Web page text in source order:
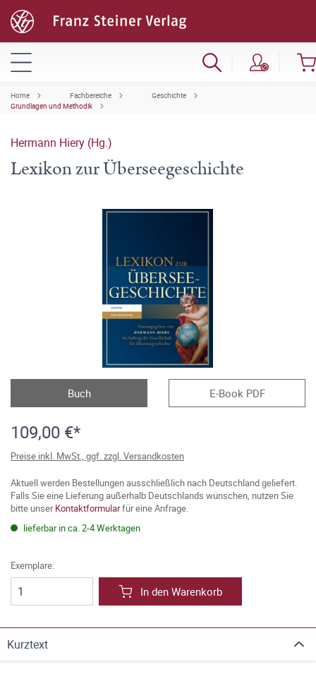
Home Fachbereiche
Geschichte
Grundlagen und Methodik
Hermann Hiery (Hg.)
Lexikon zur Überseegeschichte
Buch E-Book PDF
109,00 €*
Preise inkl. MwSt., ggf. zzgl. Versandkosten
Aktuell werden Bestellungen ausschließlich nach Deutschland geliefert.
Falls Sie eine Lieferung außerhalb Deutschlands wünschen, nutzen Sie
bitte unserKontaktformularfür eine Anfrage.
lieferbar in ca. 2-4 Werktagen
Exemplare:
In den Warenkorb
Kurztext